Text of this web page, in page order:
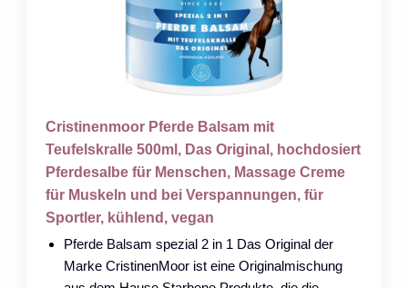
Cristinenmoor Pferde Balsam mit
Teufelskralle 500ml, Das Original, hochdosiert
Pferdesalbe für Menschen, Massage Creme
für Muskeln und bei Verspannungen, für
Sportler, kühlend, vegan
Pferde Balsam spezial 2 in 1 Das Original der
Marke CristinenMoor ist eine Originalmischung